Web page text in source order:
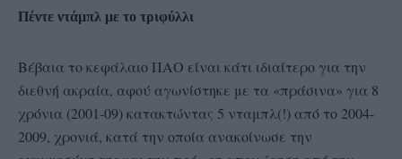
Πέντε ντάμπλ με το τριφύλλι
Βέβαια το κεφάλαιο ΠΑΟ είναι κάτι ιδιαίτερο για την
διεθνή ακραία, αφού αγωνίστηκε με τα «πράσινα» για 8
χρόνια (2001-09) κατακτώντας 5 νταμπλ(!) από το 2004-
2009, χρονιά, κατά την οποία ανακοίνωσε την